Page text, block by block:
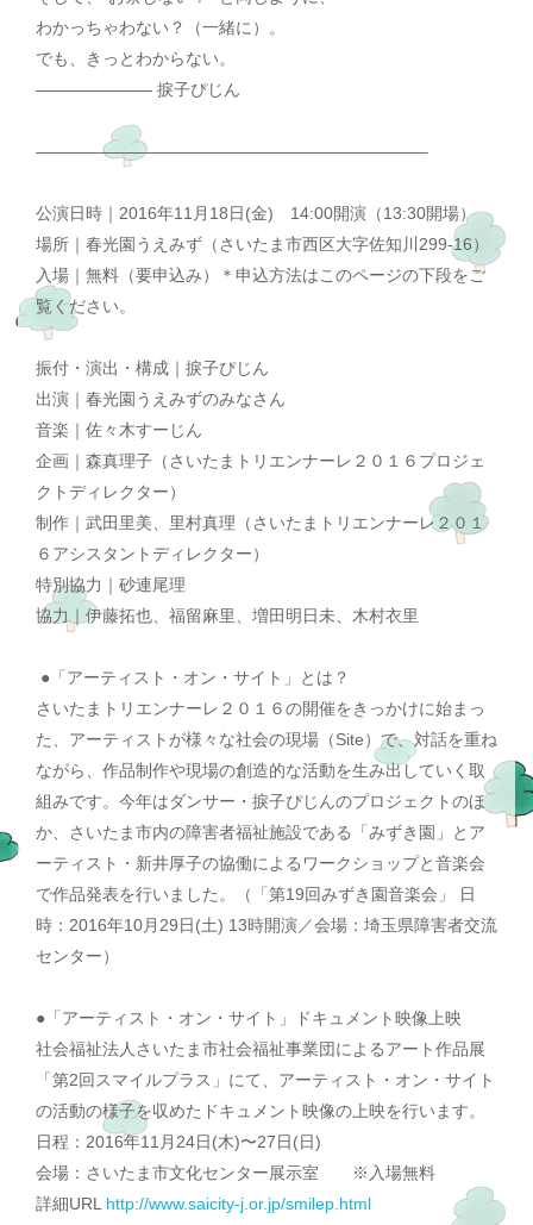
わかっちゃわない？（一緒に）。
でも、きっとわからない。
——————— 捩子ぴじん
———————————————————————–
公演日時｜2016年11月18日(金) 14:00開演（13:30開場）
場所｜春光園うえみず（さいたま市西区大字佐知川299-16）
入場｜無料（要申込み）＊申込方法はこのページの下段をご
覧ください。
振付・演出・構成｜捩子ぴじん
出演｜春光園うえみずのみなさん
音楽｜佐々木すーじん
企画｜森真理子（さいたまトリエンナーレ２０１６プロジェ
クトディレクター）
制作｜武田里美、里村真理（さいたまトリエンナーレ２０１
６アシスタントディレクター）
特別協力｜砂連尾理
協力｜伊藤拓也、福留麻里、増田明日未、木村衣里
●「アーティスト・オン・サイト」とは？
さいたまトリエンナーレ２０１６の開催をきっかけに始まっ
た、アーティストが様々な社会の現場（Site）で、対話を重ね
ながら、作品制作や現場の創造的な活動を生み出していく取
組みです。今年はダンサー・捩子ぴじんのプロジェクトのほ
か、さいたま市内の障害者福祉施設である「みずき園」とア
ーティスト・新井厚子の協働によるワークショップと音楽会
で作品発表を行いました。（「第19回みずき園音楽会」 日
時：2016年10月29日(土) 13時開演／会場：埼玉県障害者交流
センター）
●「アーティスト・オン・サイト」ドキュメント映像上映
社会福祉法人さいたま市社会福祉事業団によるアート作品展
「第2回スマイルプラス」にて、アーティスト・オン・サイト
の活動の様子を収めたドキュメント映像の上映を行います。
日程：2016年11月24日(木)〜27日(日)
会場：さいたま市文化センター展示室 ※入場無料
詳細URL http://www.saicity-j.or.jp/smilep.html